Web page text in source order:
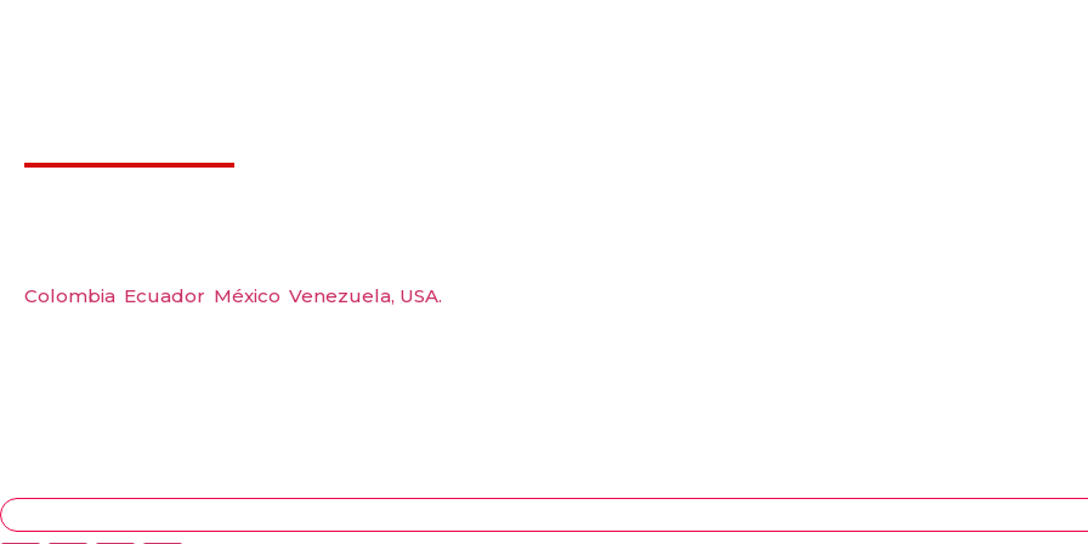
Colombia Ecuador México Venezuela, USA.